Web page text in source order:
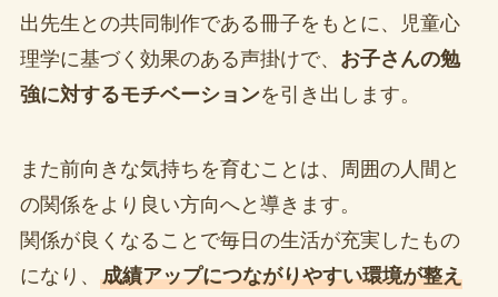
出先生との共同制作である冊子をもとに、児童心
理学に基づく効果のある声掛けで、 お子さんの勉
強に対するモチベーションを引き出します。
また前向きな気持ちを育むことは、周囲の人間と
の関係をより良い方向へと導きます。
関係が良くなることで毎日の生活が充実したもの
になり、 成績アップにつながりやすい環境が整え